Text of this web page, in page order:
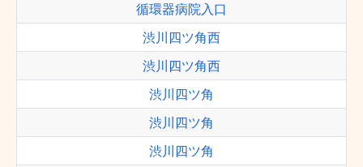
循環器病院入口
渋川四ツ角西
渋川四ツ角西
渋川四ツ角
渋川四ツ角
渋川四ツ角